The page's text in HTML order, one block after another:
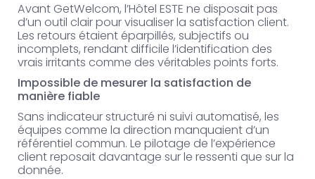
Avant GetWelcom, l’Hôtel ESTE ne disposait pas
d’un outil clair pour visualiser la satisfaction client.
Les retours étaient éparpillés, subjectifs ou
incomplets, rendant difficile l’identification des
vrais irritants comme des véritables points forts.
Impossible de mesurer la satisfaction de
manière fiable
Sans indicateur structuré ni suivi automatisé, les
équipes comme la direction manquaient d’un
référentiel commun. Le pilotage de l’expérience
client reposait davantage sur le ressenti que sur la
donnée.